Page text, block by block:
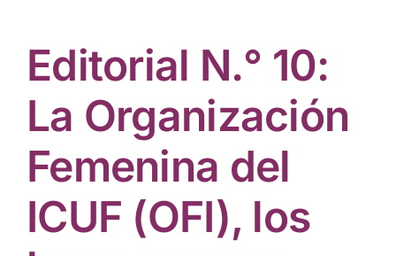
Noticias
Producciones CeDoB
Biblioteca y archivo
Editorial N.° 10:
La Organización
Femenina del
ICUF (OFI), los